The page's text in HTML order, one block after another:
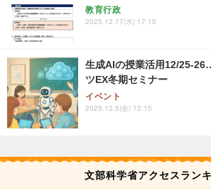
教育行政
2025.12.17(水) 17:15
生成AIの授業活用12/25-
ツEX冬期セミナー
イベント
2025.12.5(金) 12:15
文部科学省アクセスラン